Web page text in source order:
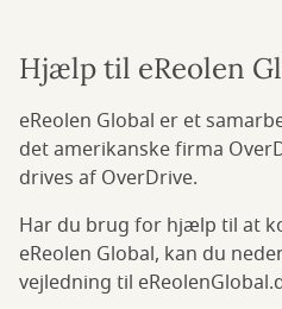
Hjælp til eReolen
eReolen Global er et
det amerikanske firma
drives af OverDrive.
Har du brug for hjælp til at
eReolen Global, kan du
vejledning til